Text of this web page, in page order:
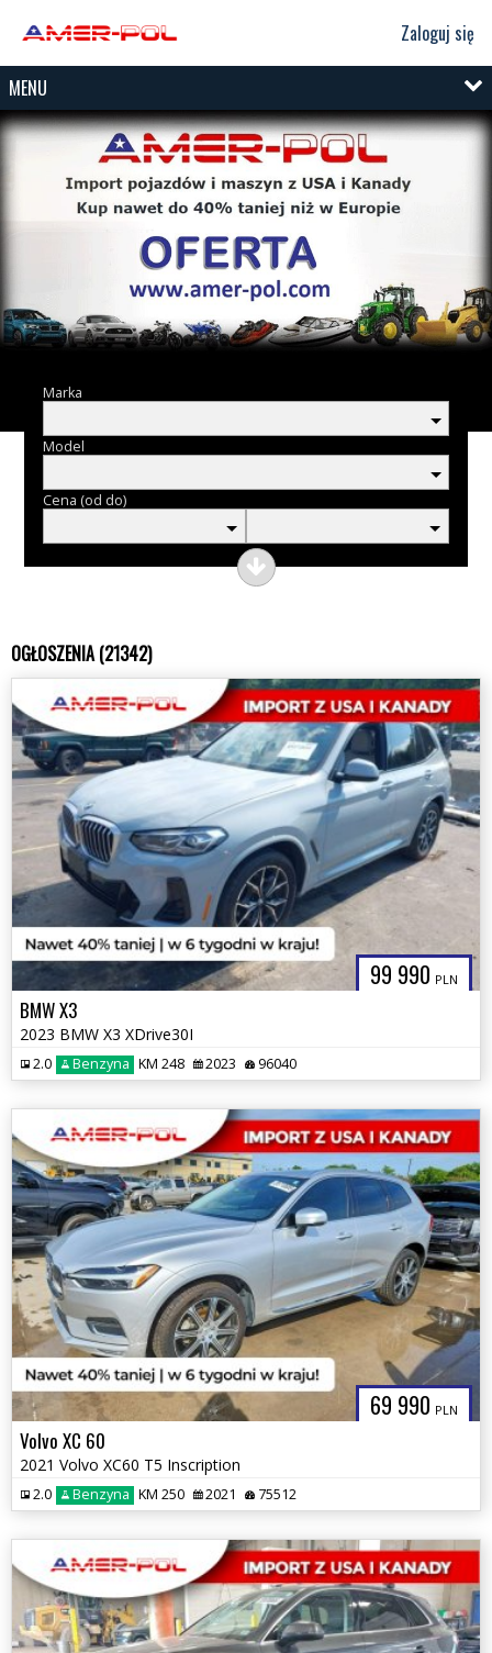
Zaloguj się
MENU
Marka
Model
Cena (od do)
OGŁOSZENIA (21342)
99 990 PLN
BMW X3
2023 BMW X3 XDrive30I
2.0 Benzyna KM 248 2023 96040
69 990 PLN
Volvo XC 60
2021 Volvo XC60 T5 Inscription
2.0 Benzyna KM 250 2021 75512